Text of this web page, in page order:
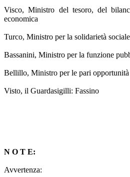
Visco, Ministro del tesoro, del
economica
Turco, Ministro per la solidarietà sociale
Bassanini, Ministro per la funzione
Bellillo, Ministro per le pari opportunità
Visto, il Guardasigilli: Fassino
N O T E:
Avvertenza: